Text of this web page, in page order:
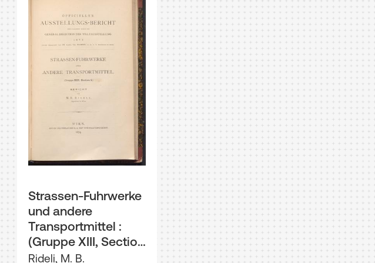
Strassen-Fuhrwerke
und andere
Transportmittel :
(Gruppe XIII, Section
5) ; Bericht
Rideli, M. B.